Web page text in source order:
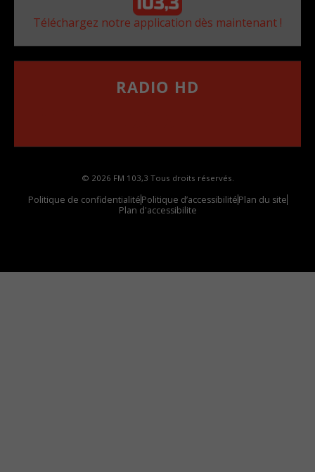
Téléchargez notre application dès maintenant !
RADIO HD
© 2026 FM 103,3 Tous droits réservés.
Politique de confidentialitéPolitique d’accessibilitéPlan du site
Plan d'accessibilite